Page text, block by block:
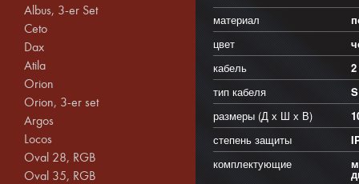
материал
цвет
кабель
тип кабеля
размеры (Д х Ш х В)
степень защиты
комплектующие
Albus, 3-er Set
Ceto
Dax
Atila
Orion
Orion, 3-er set
Argos
Locos
Oval 28, RGB
Oval 35, RGB